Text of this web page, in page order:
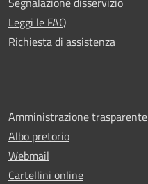
Leggi le FAQ
Richiesta di assistenza
Amministrazione trasparente
Albo pretorio
Webmail
Cartellini online